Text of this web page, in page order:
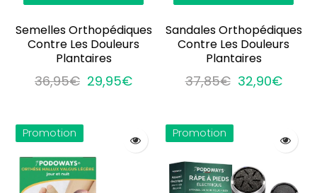
Semelles Orthopédiques
Contre Les Douleurs
Plantaires
36,95€ 29,95€
Sandales Orthopédiques
Contre Les Douleurs
Plantaires
37,85€ 32,90€
Promotion Promotion